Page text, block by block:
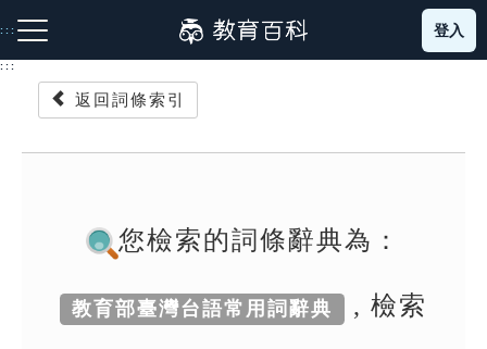
到
主
::: 登入
:::
返回詞條索引
您檢索的詞條辭典為：
教育部臺灣台語常用詞辭典 , 檢索